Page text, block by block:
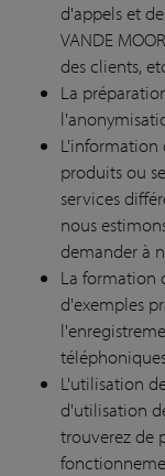
d'appels et de
VANDE
des clients,
La
L'information
produits ou
services
nous
demander à
La formation
d'exemples
L'utilisation
d'utilisation
trouverez de